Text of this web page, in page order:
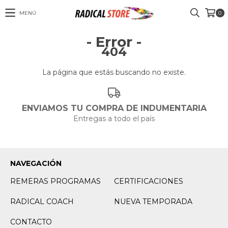
MENÚ 0
- Error -
404
La página que estás buscando no existe.
ENVIAMOS TU COMPRA DE INDUMENTARIA
Entregas a todo el país
NAVEGACIÓN
REMERAS PROGRAMAS
CERTIFICACIONES
RADICAL COACH NUEVA TEMPORADA
CONTACTO